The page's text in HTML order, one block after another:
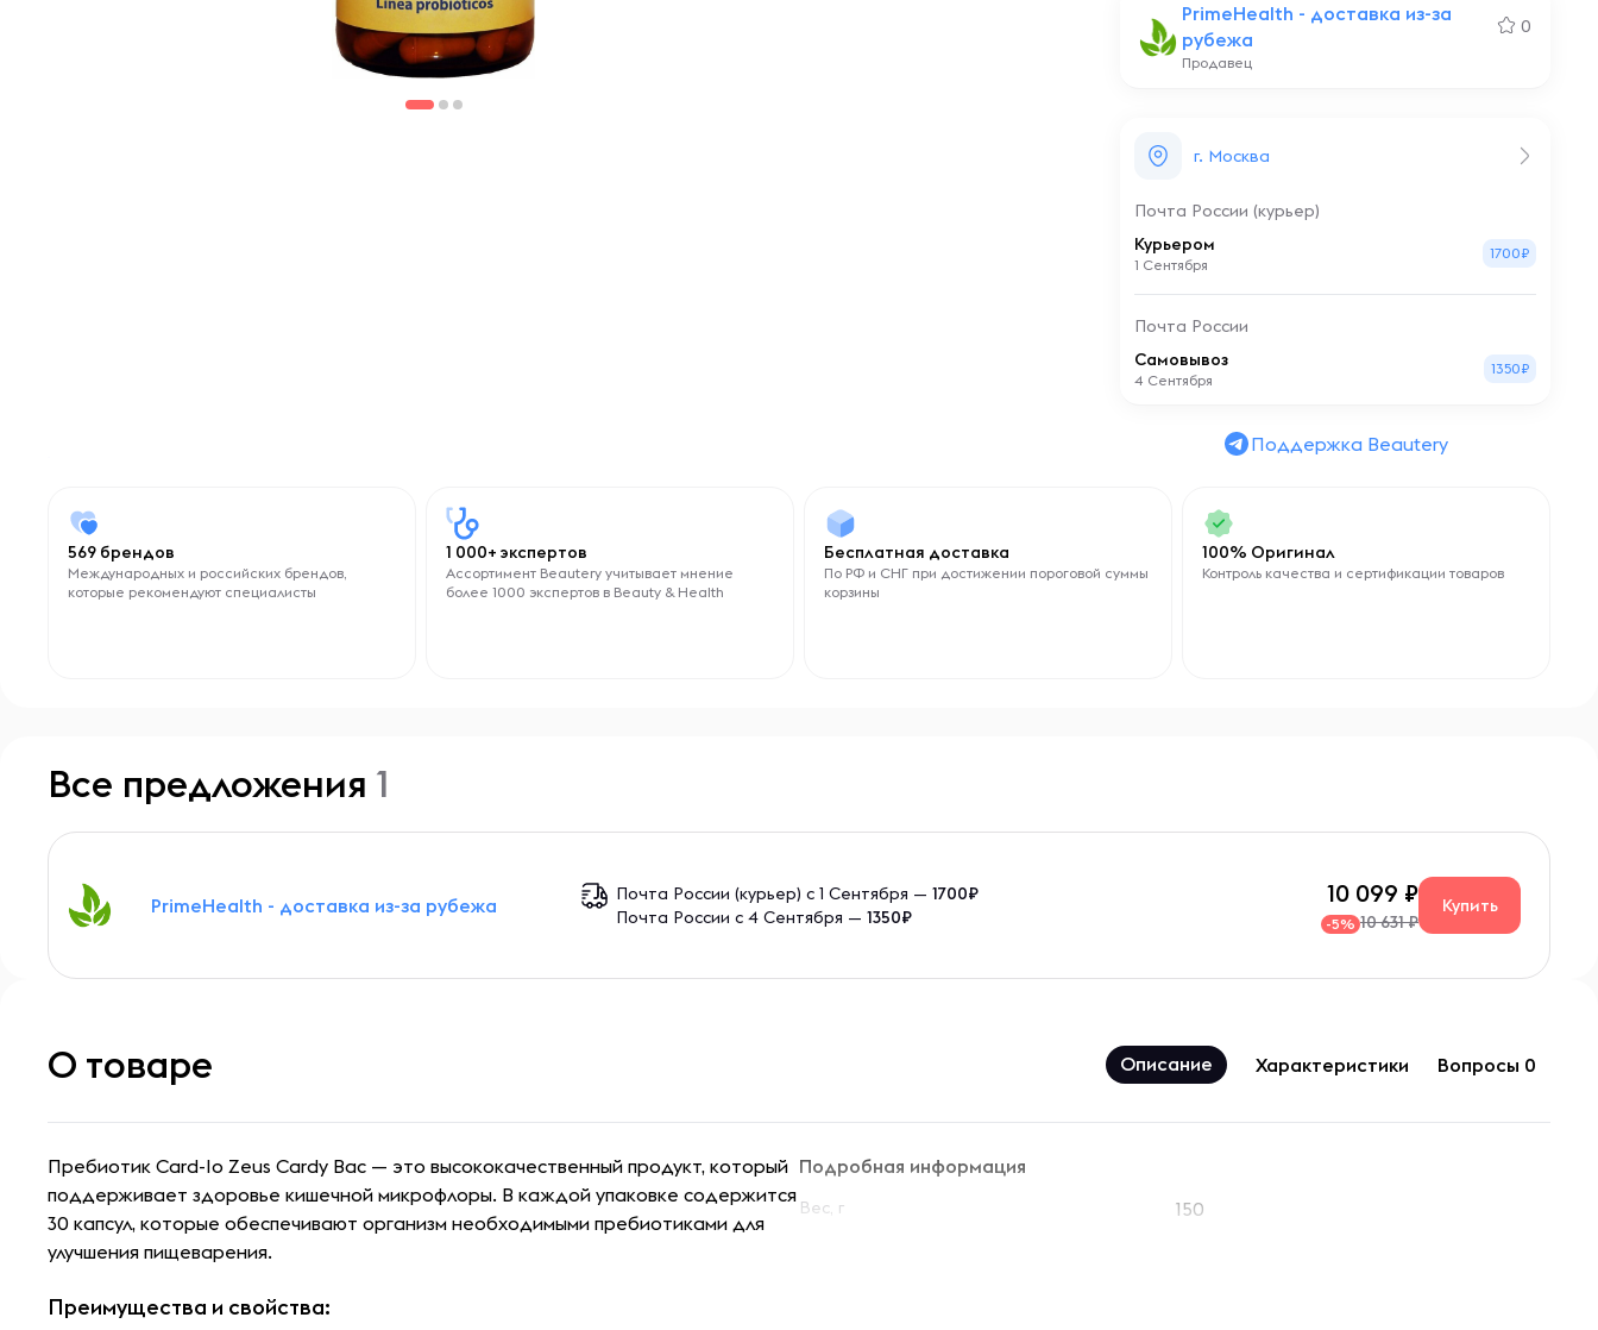
PrimeHealth - доставка из-за
рубежа
0
Продавец
г. Москва
Почта России (курьер)
Курьером
1 Сентября
1700₽
Почта России
Самовывоз
4 Сентября
1350₽
Поддержка Beautery
569 брендов
Международных и российских брендов,
которые рекомендуют специалисты
1 000+ экспертов
Ассортимент Beautery учитывает мнение
более 1000 экспертов в Beauty & Health
Бесплатная доставка
По РФ и СНГ при достижении пороговой суммы
корзины
100% Оригинал
Контроль качества и сертификации товаров
Все предложения 1
PrimeHealth - доставка из-за рубежа Почта России (курьер) с 1 Сентября —1700₽
Почта России с 4 Сентября —1350₽
10 099
-5% 10 631 ₽
Купить
О товаре Описание Характеристики Вопросы 0
Пребиотик Card-Io Zeus Cardy Bac — это высококачественный продукт, который
поддерживает здоровье кишечной микрофлоры. В каждой упаковке содержится
30 капсул, которые обеспечивают организм необходимыми пребиотиками для
улучшения пищеварения.
Преимущества и свойства:
Подробная информация
Вес, г 150